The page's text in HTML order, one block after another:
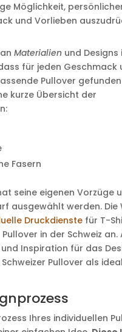
Möglichkeit,
und Vorlieben
Materialienund Designs
für jeden Geschmack
Pullover
kurze Übersicht der
Fasern
seine eigenen Vorzüge
ausgewählt werden. Die
Druckdienstefür T-
in der Schweiz an.
Inspiration für das
Pullover als
Ihres individuellen